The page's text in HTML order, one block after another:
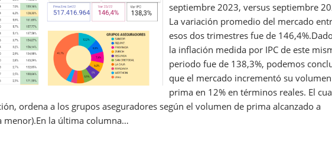
septiembre 2023, versus septiembre
La variación promedio del mercado
esos dos trimestres fue de
la inflación medida por IPC de este
periodo fue de 138,3%, podemos
que el mercado incrementó su
prima en 12% en términos reales. El
ordena a los grupos aseguradores según el volumen de prima alcanzado a
menor).En la última columna…